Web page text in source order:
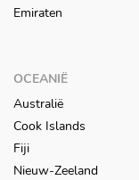
Emiraten
OCEANIË
Australië
Cook Islands
Fiji
Nieuw-Zeeland